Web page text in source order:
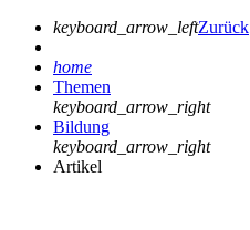
keyboard_arrow_leftZurück
home
Themen
keyboard_arrow_right
Bildung
keyboard_arrow_right
Artikel